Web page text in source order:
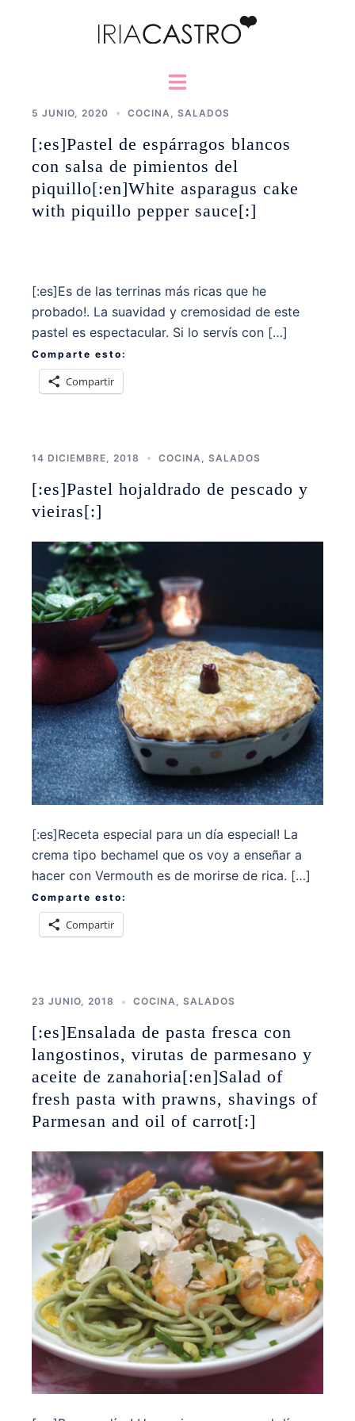
Alternar
5 JUNIO, 2020 COCINA SALADOS
[:es]Pastel de espárragos blancos
con salsa de pimientos del
piquillo[:en]White asparagus cake
with piquillo pepper sauce[:]
[:es]Es de las terrinas más ricas que he
probado!. La suavidad y cremosidad de este
pastel es espectacular. Si lo servís con […]
Comparte esto:
Compartir
14 DICIEMBRE, 2018 COCINA SALADOS
[:es]Pastel hojaldrado de pescado y
vieiras[:]
[:es]Receta especial para un día especial! La
crema tipo bechamel que os voy a enseñar a
hacer con Vermouth es de morirse de rica. […]
Comparte esto:
Compartir
23 JUNIO, 2018 COCINA, SALADOS
[:es]Ensalada de pasta fresca con
langostinos, virutas de parmesano y
aceite de zanahoria[:en]Salad of
fresh pasta with prawns, shavings of
Parmesan and oil of carrot[:]